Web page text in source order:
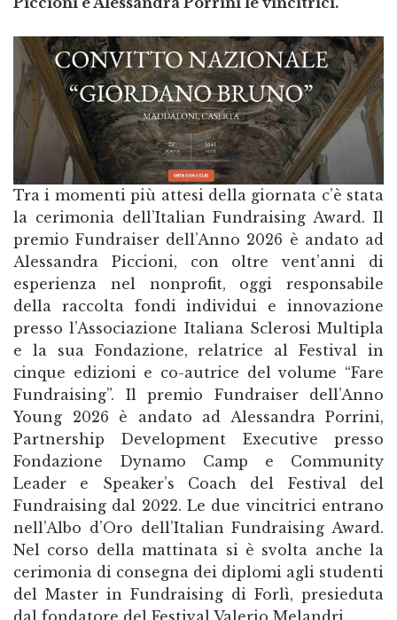
Tra i momenti più attesi della giornata c’è stata
la cerimonia dell’Italian Fundraising Award. Il
premio Fundraiser dell’Anno 2026 è andato ad
Alessandra Piccioni, con oltre vent’anni di
esperienza nel nonprofit, oggi responsabile
della raccolta fondi individui e innovazione
presso l’Associazione Italiana Sclerosi Multipla
e la sua Fondazione, relatrice al Festival in
cinque edizioni e co-autrice del volume “Fare
Fundraising”. Il premio Fundraiser dell’Anno
Young 2026 è andato ad Alessandra Porrini,
Partnership Development Executive presso
Fondazione Dynamo Camp e Community
Leader e Speaker’s Coach del Festival del
Fundraising dal 2022. Le due vincitrici entrano
nell’Albo d’Oro dell’Italian Fundraising Award.
Nel corso della mattinata si è svolta anche la
cerimonia di consegna dei diplomi agli studenti
del Master in Fundraising di Forlì, presieduta